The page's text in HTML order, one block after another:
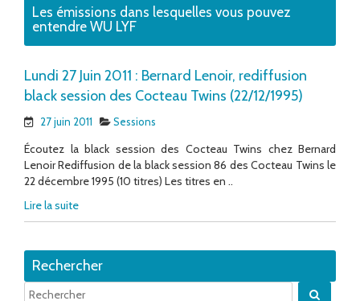
Les émissions dans lesquelles vous pouvez
entendre WU LYF
Lundi 27 Juin 2011 : Bernard Lenoir, rediffusion
black session des Cocteau Twins (22/12/1995)
27 juin 2011 Sessions
Écoutez la black session des Cocteau Twins chez Bernard
Lenoir Rediffusion de la black session 86 des Cocteau Twins le
22 décembre 1995 (10 titres) Les titres en ..
Lire la suite
Rechercher